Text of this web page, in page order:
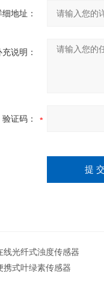
细地址：
充说明：
验证码：
线光纤式浊度传感器
携式叶绿素传感器